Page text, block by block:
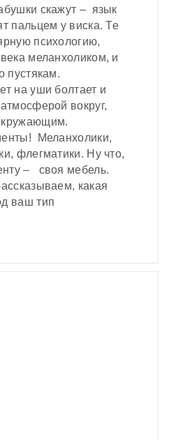
скажут – язык
пальцем у виска. Те
психологию,
меланхоликом, и
пустякам.
на уши болтает и
вокруг,
Меланхолики,
флегматики. Ну что,
– своя мебель.
какая
ваш тип